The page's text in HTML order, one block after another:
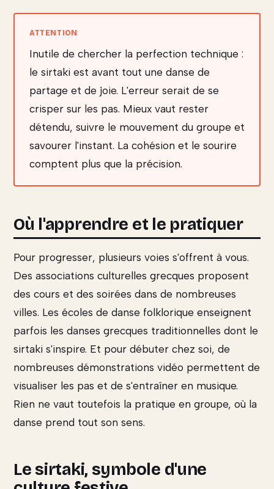
Inutile de chercher la perfection technique :
le sirtaki est avant tout une danse de
partage et de joie. L'erreur serait de se
crisper sur les pas. Mieux vaut rester
détendu, suivre le mouvement du groupe et
savourer l'instant. La cohésion et le sourire
comptent plus que la précision.
Où l'apprendre et le pratiquer
Pour progresser, plusieurs voies s'offrent à vous.
Des associations culturelles grecques proposent
des cours et des soirées dans de nombreuses
villes. Les écoles de danse folklorique enseignent
parfois les danses grecques traditionnelles dont le
sirtaki s'inspire. Et pour débuter chez soi, de
nombreuses démonstrations vidéo permettent de
visualiser les pas et de s'entraîner en musique.
Rien ne vaut toutefois la pratique en groupe, où la
danse prend tout son sens.
Le sirtaki, symbole d'une